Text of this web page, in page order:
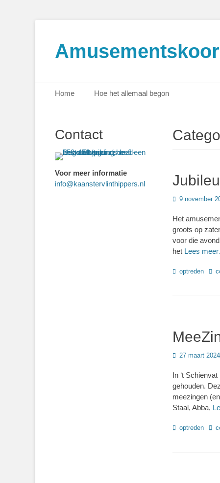
Primair menu
naar
Home Hoe het allemaal begon
Geplaatst
9 november
Het
groots op
voor die
het Lees
Categorieën
optreden
Geplaatst
27 maart 2024
In ‘t
gehouden.
meezingen
Staal, Abba,
Categorieën
optreden
Contact
Voor meer informatie
info@kaanstervlinthippers.nl